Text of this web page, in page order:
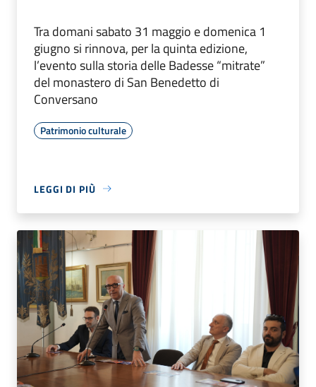
Tra domani sabato 31 maggio e domenica 1
giugno si rinnova, per la quinta edizione,
l’evento sulla storia delle Badesse “mitrate”
del monastero di San Benedetto di
Conversano
Patrimonio culturale
LEGGI DI PIÙ